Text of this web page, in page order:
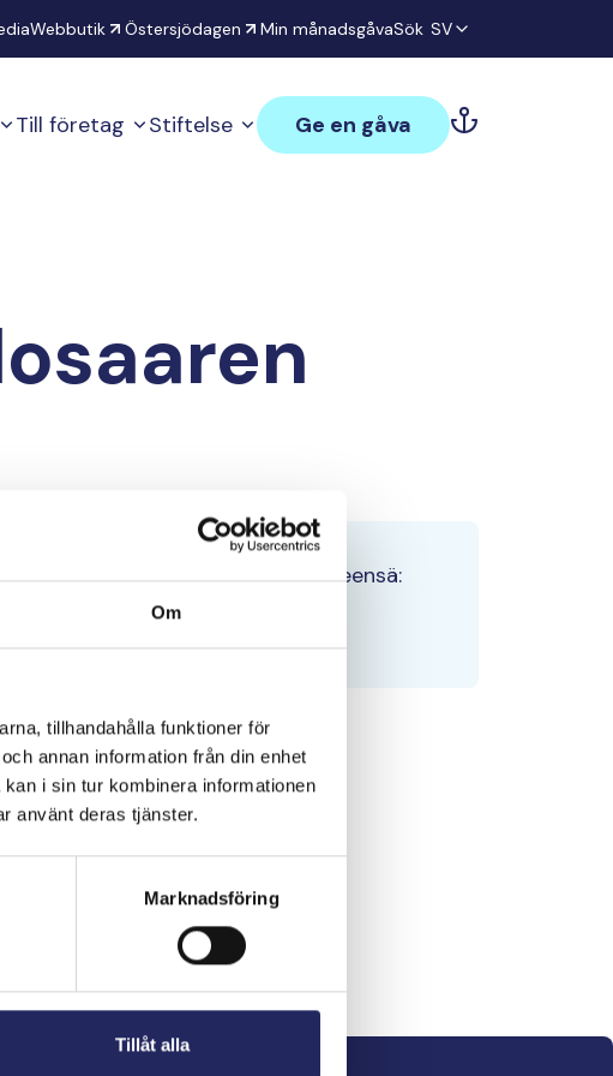
Om
tillhandahålla funktioner för
annan information från din enhet
i sin tur kombinera informationen
använt deras tjänster.
Marknadsföring
Tillåt alla
Webbutik Östersjödagen Min månadsgåvaSök SV
Till företag Stiftelse Ge en gåva
Tiimin lahjoitukset yhteensä:
0 €